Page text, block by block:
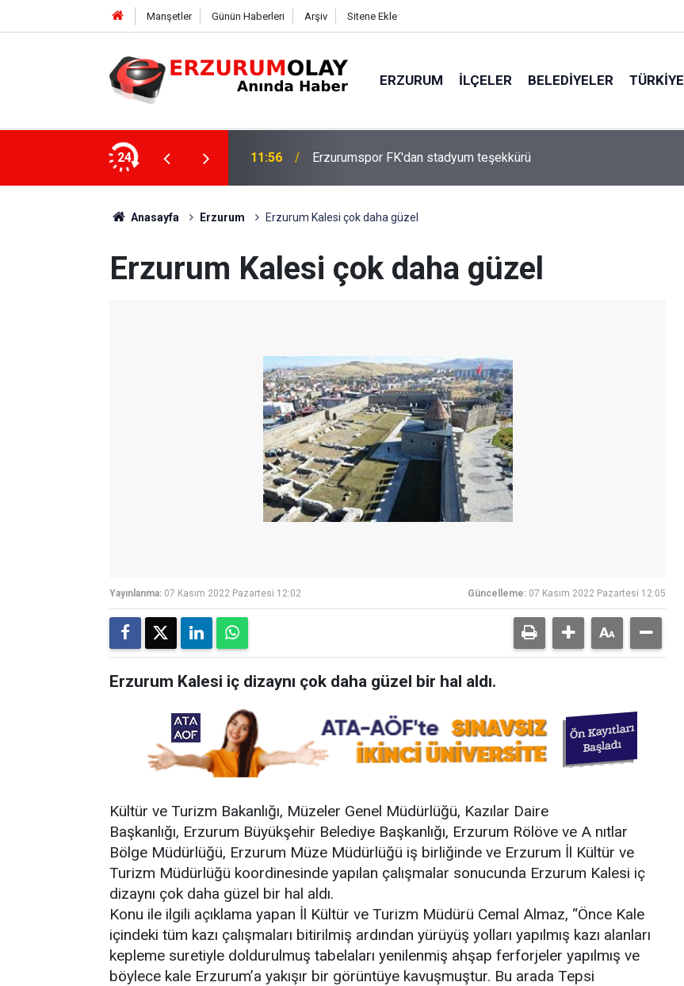
Manşetler Günün Haberleri Arşiv Sitene Ekle
ERZURUM İLÇELER BELEDIYELER TÜRKIYE
24 11:50
Programına Katıldı
Anasayfa Erzurum Erzurum Kalesi çok daha güzel
Erzurum Kalesi çok daha güzel
Yayınlanma: 07 Kasım 2022 Pazartesi 12:02 Güncelleme: 07 Kasım 2022 Pazartesi 12:05
Erzurum Kalesi iç dizaynı çok daha güzel bir hal aldı.
Kültür ve Turizm Bakanlığı, Müzeler Genel Müdürlüğü, Kazılar Daire
Başkanlığı, Erzurum Büyükşehir Belediye Başkanlığı, Erzurum Rölöve ve A nıtlar
Bölge Müdürlüğü, Erzurum Müze Müdürlüğü iş birliğinde ve Erzurum İl Kültür ve
Turizm Müdürlüğü koordinesinde yapılan çalışmalar sonucunda Erzurum Kalesi iç
dizaynı çok daha güzel bir hal aldı.
Konu ile ilgili açıklama yapan İl Kültür ve Turizm Müdürü Cemal Almaz, “Önce Kale
içindeki tüm kazı çalışmaları bitirilmiş ardından yürüyüş yolları yapılmış kazı alanları
kepleme suretiyle doldurulmuş tabelaları yenilenmiş ahşap ferforjeler yapılmış ve
böylece kale Erzurum’a yakışır bir görüntüye kavuşmuştur. Bu arada Tepsi